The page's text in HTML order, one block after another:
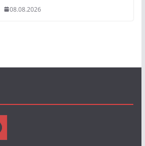
08.08.2026